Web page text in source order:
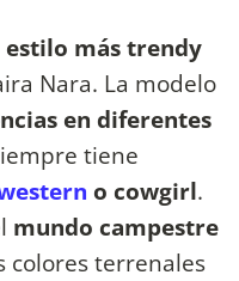
estilo más trendy
Nara. La modelo
en diferentes
tiene
o cowgirl.
mundo campestre
colores terrenales